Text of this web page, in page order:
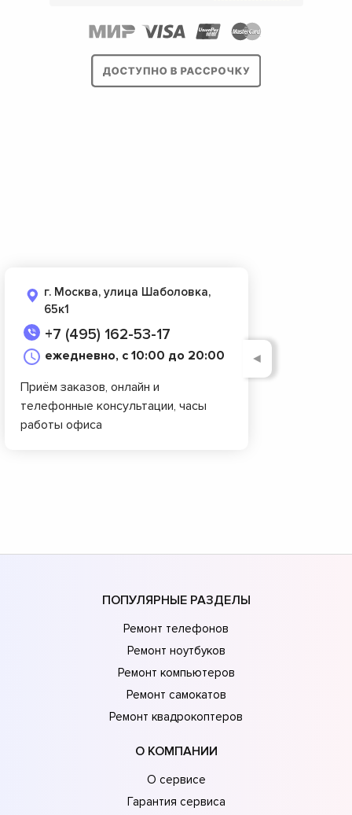
г. Москва, улица Шаболовка,
65к1
+7 (495) 162-53-17
ежедневно, с 10:00 до 20:00
Приём заказов, онлайн и
телефонные консультации, часы
работы офиса
◄
ПОПУЛЯРНЫЕ РАЗДЕЛЫ
Ремонт телефонов
Ремонт ноутбуков
Ремонт компьютеров
Ремонт самокатов
Ремонт квадрокоптеров
О КОМПАНИИ
О сервисе
Гарантия сервиса